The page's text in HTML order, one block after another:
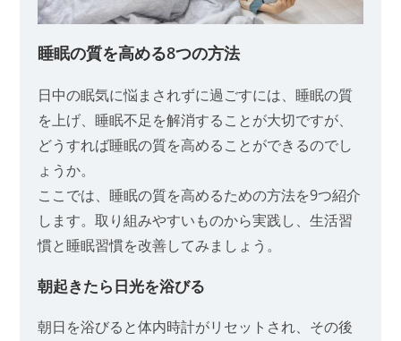
睡眠の質を高める8つの方法
日中の眠気に悩まされずに過ごすには、睡眠の質
を上げ、睡眠不足を解消することが大切ですが、
どうすれば睡眠の質を高めることができるのでし
ょうか。
ここでは、睡眠の質を高めるための方法を9つ紹介
します。取り組みやすいものから実践し、生活習
慣と睡眠習慣を改善してみましょう。
朝起きたら日光を浴びる
朝日を浴びると体内時計がリセットされ、その後